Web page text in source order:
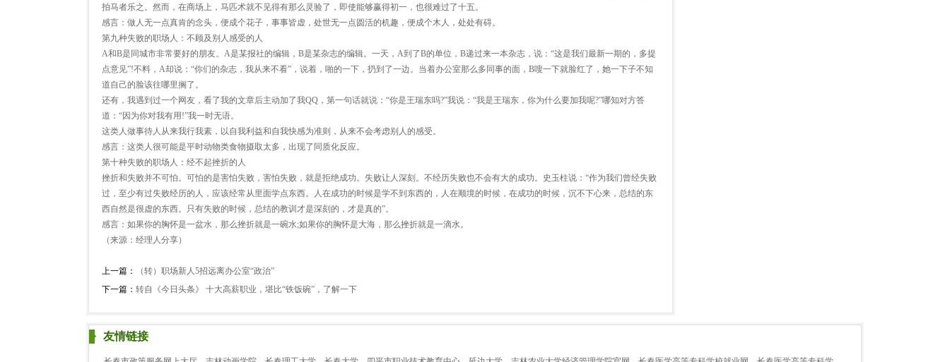
拍马者乐之。然而，在商场上，马匹术就不见得有那么灵验了，即使能够赢得初一，也很难过了十五。
感言：做人无一点真肯的念头，便成个花子，事事皆虚，处世无一点圆活的机趣，便成个木人，处处有碍。
第九种失败的职场人：不顾及别人感受的人
A和B是同城市非常要好的朋友。A是某报社的编辑，B是某杂志的编辑。一天，A到了B的单位，B递过来一本杂志，说：“这是我们最新一期的，多提
点意见”!不料，A却说：“你们的杂志，我从来不看”，说着，啪的一下，扔到了一边。当着办公室那么多同事的面，B嗖一下就脸红了，她一下子不知
道自己的脸该往哪里搁了。
还有，我遇到过一个网友，看了我的文章后主动加了我QQ，第一句话就说：“你是王瑞东吗?”我说：“我是王瑞东，你为什么要加我呢?”哪知对方答
道：“因为你对我有用!”我一时无语。
这类人做事待人从来我行我素，以自我利益和自我快感为准则，从来不会考虑别人的感受。
感言：这类人很可能是平时动物类食物摄取太多，出现了同质化反应。
第十种失败的职场人：经不起挫折的人
挫折和失败并不可怕。可怕的是害怕失败，害怕失败，就是拒绝成功。失败让人深刻。不经历失败也不会有大的成功。史玉柱说：“作为我们曾经失败
过，至少有过失败经历的人，应该经常从里面学点东西。人在成功的时候是学不到东西的，人在顺境的时候，在成功的时候，沉不下心来，总结的东
西自然是很虚的东西。只有失败的时候，总结的教训才是深刻的，才是真的”。
感言：如果你的胸怀是一盆水，那么挫折就是一碗水;如果你的胸怀是大海，那么挫折就是一滴水。
（来源：经理人分享）
上一篇：
（转）职场新人5招远离办公室“政治”
下一篇： 转自《今日头条》 十大高薪职业，堪比“铁饭碗”，了解一下
友情链接